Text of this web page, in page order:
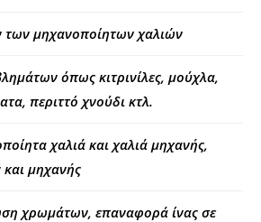
των μηχανοποίητων χαλιών
όπως κιτρινίλες, μούχλα,
περιττό χνούδι κτλ.
χαλιά και χαλιά μηχανής,
και μηχανής
χρωμάτων, επαναφορά ίνας σε